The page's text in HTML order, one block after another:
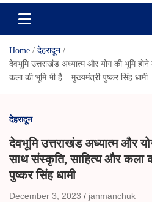
Home
देहरादून
देवभूमि उत्तराखंड अध्यात्म और योग की भूमि
कला की भूमि भी है – मुख्यमंत्री पुष्कर सिंह धामी
देहरादून
देवभूमि उत्तराखंड अध्यात्म और
साथ संस्कृति, साहित्य और कला
पुष्कर सिंह धामी
December 3, 2023 janmanchuk